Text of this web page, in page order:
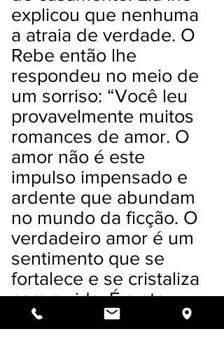
explicou que nenhuma
a atraia de verdade. O
Rebe então lhe
respondeu no meio de
um sorriso: “Você leu
provavelmente muitos
romances de amor. O
amor não é este
impulso impensado e
ardente que abundam
no mundo da ficção. O
verdadeiro amor é um
sentimento que se
fortalece e se cristaliza
com a vida. É o ato
insignificante de